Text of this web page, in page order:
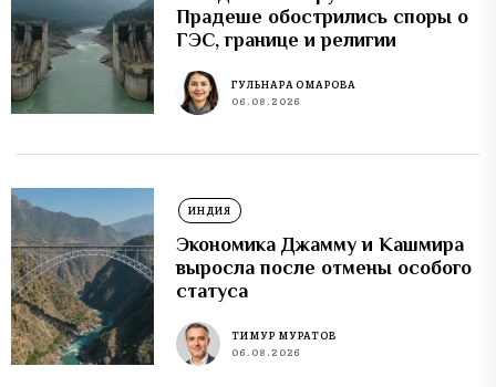
Прадеше обострились споры о
ГЭС, границе и религии
ГУЛЬНАРА ОМАРОВА
06.08.2026
ИНДИЯ
Экономика Джамму и Кашмира
выросла после отмены особого
статуса
ТИМУР МУРАТОВ
06.08.2026